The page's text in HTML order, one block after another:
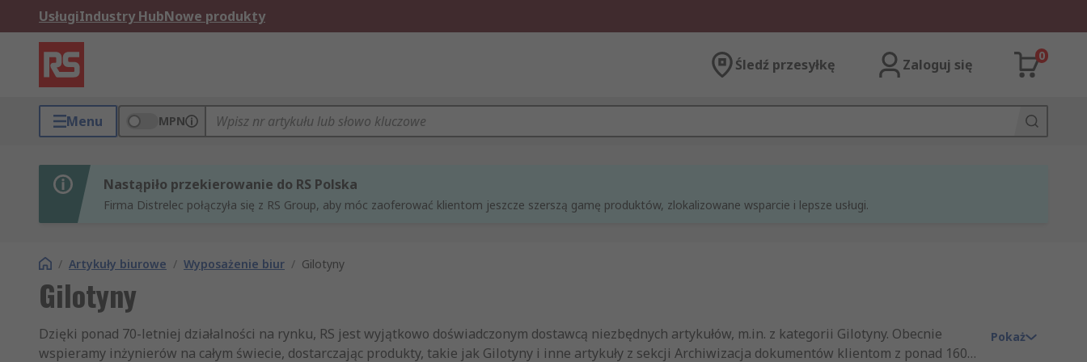
UsługiIndustry HubNowe produkty
Śledź przesyłkę Zaloguj się
0
Menu MPN
Nastąpiło przekierowanie do RS Polska
Firma Distrelec połączyła się z RS Group, aby móc zaoferować klientom jeszcze szerszą gamę produktów, zlokalizowane wsparcie i lepsze usługi.
/ Artykuły biurowe / Wyposażenie biur / Gilotyny
Gilotyny
Dzięki ponad 70-letniej działalności na rynku, RS jest wyjątkowo doświadczonym dostawcą niezbędnych artykułów, m.in. z kategorii Gilotyny. Obecnie
wspieramy inżynierów na całym świecie, dostarczając produkty, takie jak Gilotyny i inne artykuły z sekcji Archiwizacja dokumentów klientom z ponad 160
Pokaż